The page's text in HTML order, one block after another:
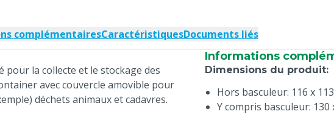
complémentairesCaractéristiquesDocuments liés
la collecte et le stockage des
avec couvercle amovible pour
déchets animaux et cadavres.
Informations
Dimensions du produit:
Hors basculeur: 116 x
Y compris basculeur: